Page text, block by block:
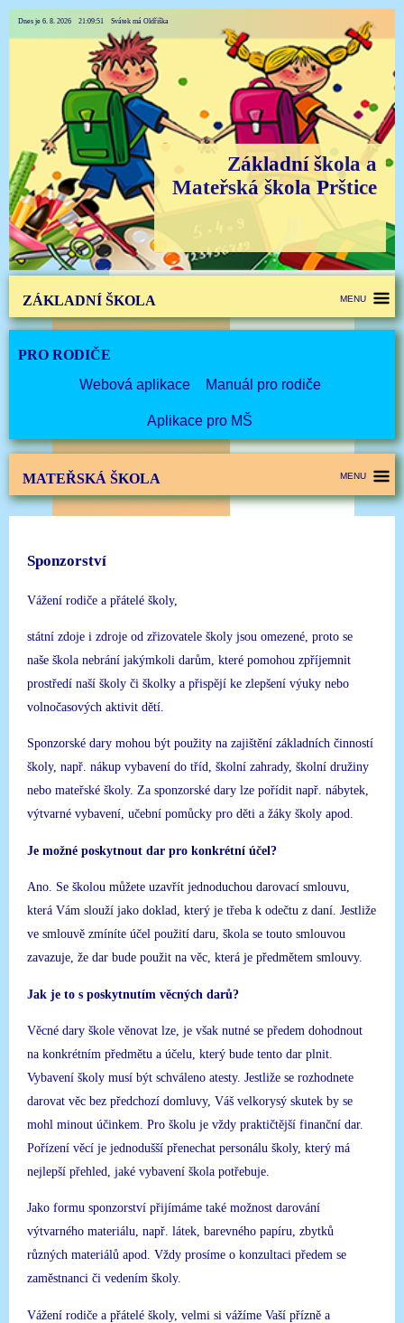
Dnes je 6. 8. 2026 21:09:51 Svátek má Oldřiška
Základní škola a
Mateřská škola Prštice
ZÁKLADNÍ ŠKOLA MENU
PRO RODIČE
Webová aplikace
Manuál pro rodiče
Aplikace pro MŠ
MATEŘSKÁ ŠKOLA MENU
Sponzorství
Vážení rodiče a přátelé školy,
státní zdoje i zdroje od zřizovatele školy jsou omezené, proto se
naše škola nebrání jakýmkoli darům, které pomohou zpříjemnit
prostředí naší školy či školky a přispějí ke zlepšení výuky nebo
volnočasových aktivit dětí.
Sponzorské dary mohou být použity na zajištění základních činností
školy, např. nákup vybavení do tříd, školní zahrady, školní družiny
nebo mateřské školy. Za sponzorské dary lze pořídit např. nábytek,
výtvarné vybavení, učební pomůcky pro děti a žáky školy apod.
Je možné poskytnout dar pro konkrétní účel?
Ano. Se školou můžete uzavřít jednoduchou darovací smlouvu,
která Vám slouží jako doklad, který je třeba k odečtu z daní. Jestliže
ve smlouvě zmíníte účel použití daru, škola se touto smlouvou
zavazuje, že dar bude použit na věc, která je předmětem smlouvy.
Jak je to s poskytnutím věcných darů?
Věcné dary škole věnovat lze, je však nutné se předem dohodnout
na konkrétním předmětu a účelu, který bude tento dar plnit.
Vybavení školy musí být schváleno atesty. Jestliže se rozhodnete
darovat věc bez předchozí domluvy, Váš velkorysý skutek by se
mohl minout účinkem. Pro školu je vždy praktičtější finanční dar.
Pořízení věcí je jednodušší přenechat personálu školy, který má
nejlepší přehled, jaké vybavení škola potřebuje.
Jako formu sponzorství přijímáme také možnost darování
výtvarného materiálu, např. látek, barevného papíru, zbytků
různých materiálů apod. Vždy prosíme o konzultaci předem se
zaměstnanci či vedením školy.
Vážení rodiče a přátelé školy, velmi si vážíme Vaší přízně a